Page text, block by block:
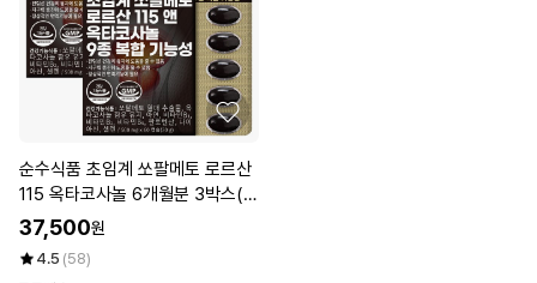
순수식품 초임계 쏘팔메토 로르산
115 옥타코사놀 6개월분 3박스(1
80캡슐) 전립선 건강
37,500원
4.5 (58)